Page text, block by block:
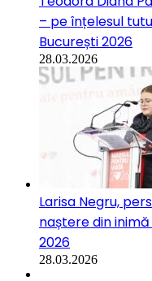
– pe înțelesul
București 2026
28.03.2026
Larisa Negru,
naștere din
2026
28.03.2026